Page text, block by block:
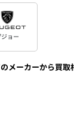
ジョー
メーカーから買取